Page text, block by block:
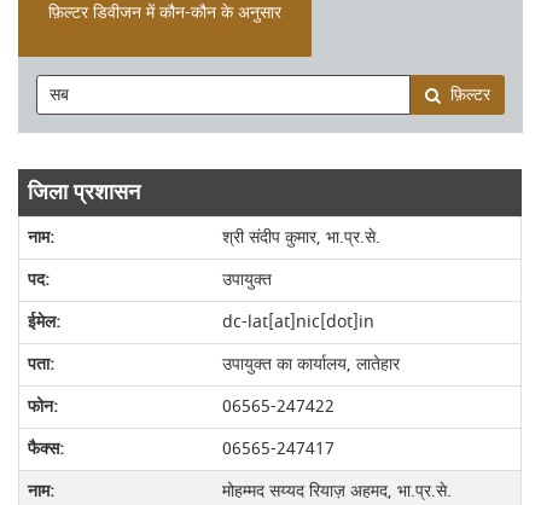
फ़िल्टर डिवीजन में कौन-कौन के अनुसार
फ़िल्टर
जिला प्रशासन
श्री संदीप कुमार, भा.प्र.से.
उपायुक्त
dc-lat[at]nic[dot]in
उपायुक्त का कार्यालय, लातेहार
06565-247422
06565-247417
मोहम्मद सय्यद रियाज़ अहमद, भा.प्र.से.